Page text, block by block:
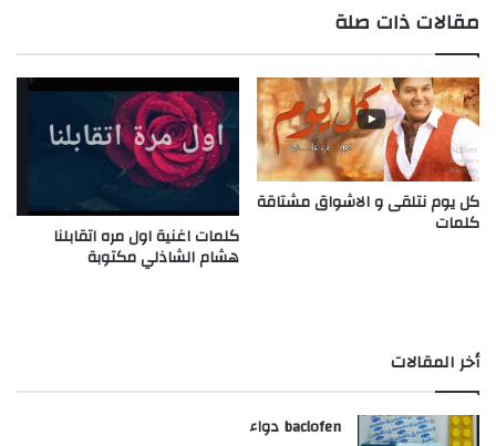
مقالات ذات صلة
كل يوم نتلقى و الاشواق مشتاقة
كلمات كلمات اغنية اول مره اتقابلنا
هشام الشاذلي مكتوبة
أخر المقالات
baclofen دواء